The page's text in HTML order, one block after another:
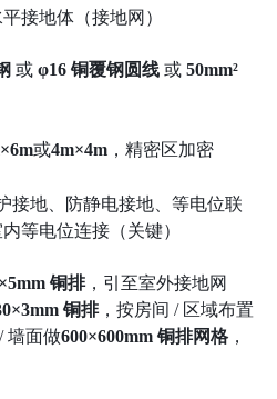
接地体（接地网）
或 φ16 铜覆钢圆线或 50mm²
或4m×4m，精密区加密
接地、防静电接地、等电位联
等电位连接（关键）
铜排，引至室外接地网
铜排，按房间 / 区域布置
墙面做600×600mm 铜排网格，